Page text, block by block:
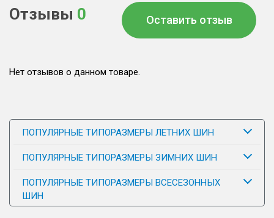
Отзывы 0 Оставить отзыв
Нет отзывов о данном товаре.
ПОПУЛЯРНЫЕ ТИПОРАЗМЕРЫ ЛЕТНИХ ШИН
ПОПУЛЯРНЫЕ ТИПОРАЗМЕРЫ ЗИМНИХ ШИН
ПОПУЛЯРНЫЕ ТИПОРАЗМЕРЫ ВСЕСЕЗОННЫХ
ШИН